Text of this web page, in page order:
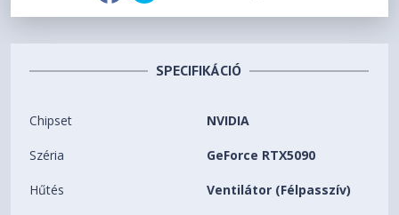
SPECIFIKÁCIÓ
Chipset NVIDIA
Széria GeForce RTX5090
Hűtés Ventilátor (Félpasszív)